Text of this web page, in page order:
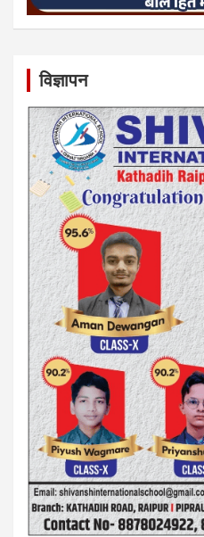
विज्ञापन